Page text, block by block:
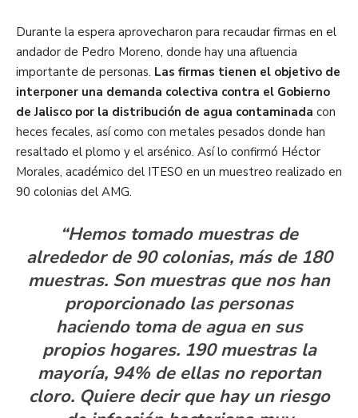
Durante la espera aprovecharon para recaudar firmas en el
andador de Pedro Moreno, donde hay una afluencia
importante de personas. Las firmas tienen el objetivo de
interponer una demanda colectiva contra el Gobierno
de Jalisco por la distribución de agua contaminada con
heces fecales, así como con metales pesados donde han
resaltado el plomo y el arsénico. Así lo confirmó Héctor
Morales, académico del ITESO en un muestreo realizado en
90 colonias del AMG.
“Hemos tomado muestras de
alrededor de 90 colonias, más de 180
muestras. Son muestras que nos han
proporcionado las personas
haciendo toma de agua en sus
propios hogares. 190 muestras la
mayoría, 94% de ellas no reportan
cloro. Quiere decir que hay un riesgo